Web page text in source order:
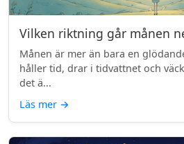
Vilken riktning går månen
Månen är mer än bara en
håller tid, drar i tidvattnet och
det ä...
Läs mer →